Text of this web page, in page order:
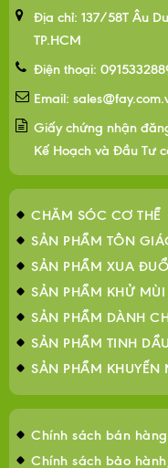
Địa chỉ: 137/58T Âu
TP.HCM
Điện thoại:
Email:
Giấy chứng nhận
Kế Hoạch và Đầu Tư
CHĂM SÓC CƠ THỂ
SẢN PHẨM TÔN
SẢN PHẨM XUA
SẢN PHẨM KHỬ MÙI
SẢN PHẨM DÀNH
SẢN PHẨM TINH DẦU
SẢN PHẨM KHUYẾN
Chính sách bán hàng
Chính sách bảo